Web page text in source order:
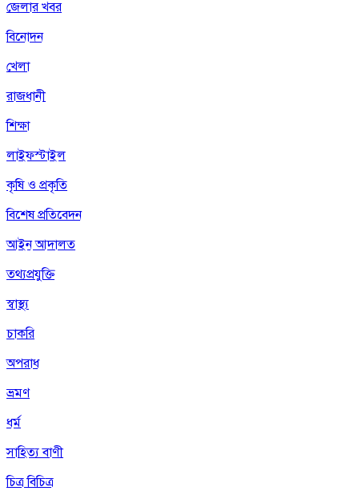
জেলার খবর
বিনোদন
খেলা
রাজধানী
শিক্ষা
লাইফস্টাইল
কৃষি ও প্রকৃতি
বিশেষ প্রতিবেদন
আইন আদালত
তথ্যপ্রযুক্তি
স্বাস্থ্য
চাকরি
অপরাধ
ভ্রমণ
ধর্ম
সাহিত্য বাণী
চিত্র বিচিত্র